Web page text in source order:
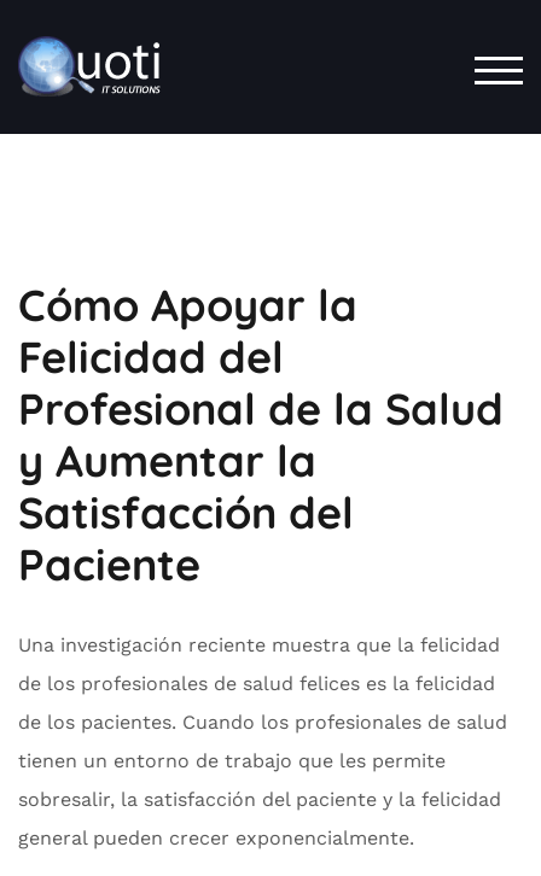
Cómo Apoyar la
Felicidad del
Profesional de la Salud
y Aumentar la
Satisfacción del
Paciente
Una investigación reciente muestra que la felicidad
de los profesionales de salud felices es la felicidad
de los pacientes. Cuando los profesionales de salud
tienen un entorno de trabajo que les permite
sobresalir, la satisfacción del paciente y la felicidad
general pueden crecer exponencialmente.